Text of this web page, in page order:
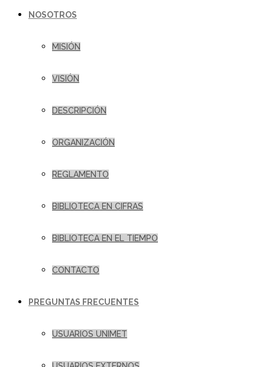
NOSOTROS
MISIÓN
VISIÓN
DESCRIPCIÓN
ORGANIZACIÓN
REGLAMENTO
BIBLIOTECA EN CIFRAS
BIBLIOTECA EN EL TIEMPO
CONTACTO
PREGUNTAS FRECUENTES
USUARIOS UNIMET